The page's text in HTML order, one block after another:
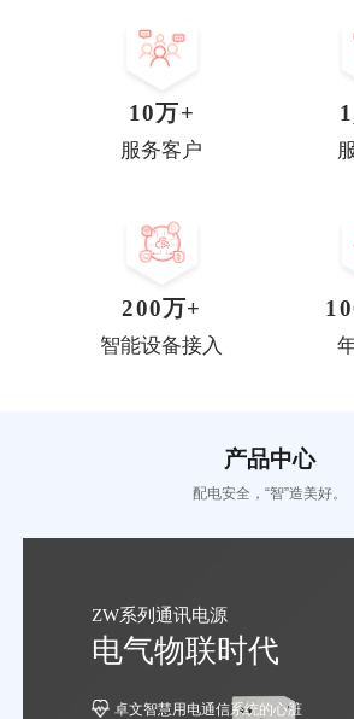
10万+
服务客户
200万+
智能设备接入
产品中心
配电安全，“智”造美好。
ZW系列通讯电源
电气物联时代
卓文智慧用电通信系统的心脏